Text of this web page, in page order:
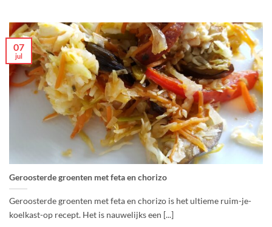
Geroosterde groenten met feta en chorizo
Geroosterde groenten met feta en chorizo is het ultieme ruim-je-
koelkast-op recept. Het is nauwelijks een [...]
07
jul